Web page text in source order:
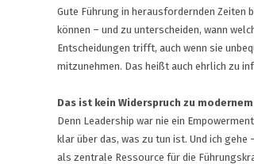
Gute Führung in herausfordernden Zeiten
können – und zu unterscheiden, wann
Entscheidungen trifft, auch wenn sie
mitzunehmen. Das heißt auch ehrlich zu
Das ist kein Widerspruch zu
Denn Leadership war nie ein
klar über das, was zu tun ist. Und ich
als zentrale Ressource für die